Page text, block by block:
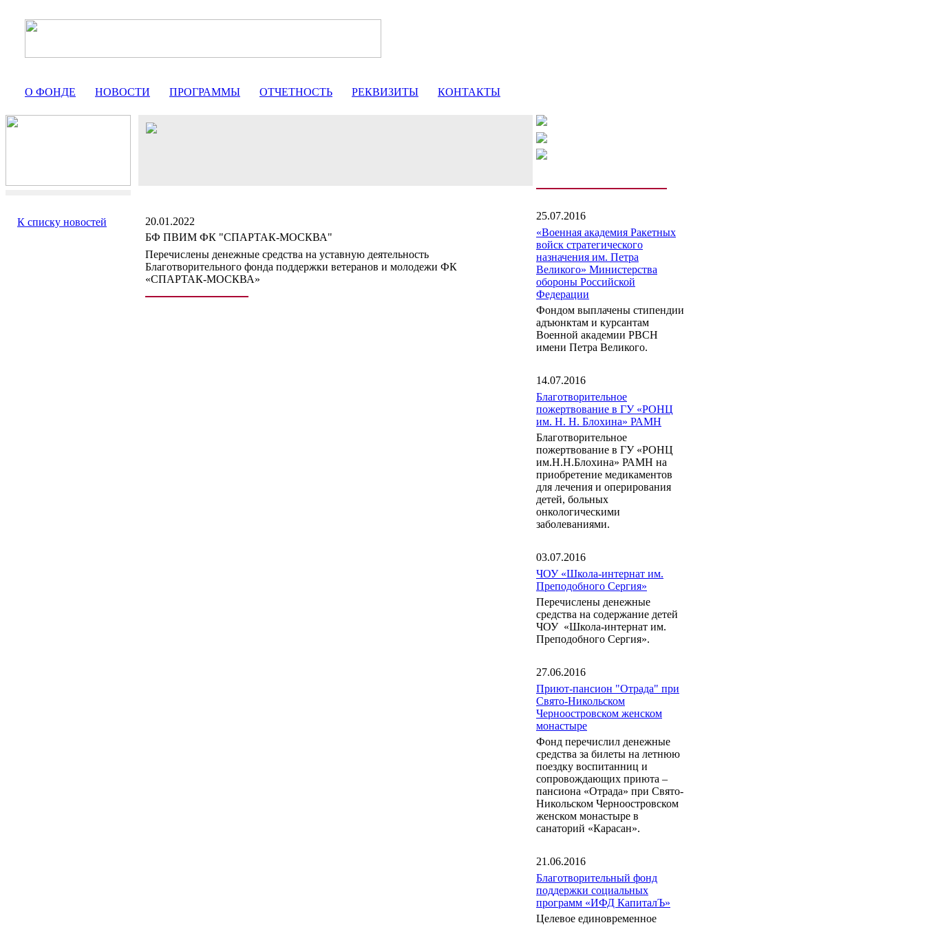
О ФОНДЕ НОВОСТИ ПРОГРАММЫ ОТЧЕТНОСТЬ РЕКВИЗИТЫ КОНТАКТЫ
К списку новостей
20.01.2022
БФ ПВИМ ФК "СПАРТАК-МОСКВА"
Перечислены денежные средства на уставную деятельность
Благотворительного фонда поддержки ветеранов и молодежи ФК
«СПАРТАК-МОСКВА»
25.07.2016
«Военная академия Ракетных
войск стратегического
назначения им. Петра
Великого» Министерства
обороны Российской
Федерации
Фондом выплачены стипендии
адъюнктам и курсантам
Военной академии РВСН
имени Петра Великого.
14.07.2016
Благотворительное
пожертвование в ГУ «РОНЦ
им. Н. Н. Блохина» РАМН
Благотворительное
пожертвование в ГУ «РОНЦ
им.Н.Н.Блохина» РАМН на
приобретение медикаментов
для лечения и оперирования
детей, больных
онкологическими
заболеваниями.
03.07.2016
ЧОУ «Школа-интернат им.
Преподобного Сергия»
Перечислены денежные
средства на содержание детей
ЧОУ «Школа-интернат им.
Преподобного Сергия».
27.06.2016
Приют-пансион "Отрада" при
Свято-Никольском
Черноостровском женском
монастыре
Фонд перечислил денежные
средства за билеты на летнюю
поездку воспитанниц и
сопровождающих приюта –
пансиона «Отрада» при Свято-
Никольском Черноостровском
женском монастыре в
санаторий «Карасан».
21.06.2016
Благотворительный фонд
поддержки социальных
программ «ИФД КапиталЪ»
Целевое единовременное